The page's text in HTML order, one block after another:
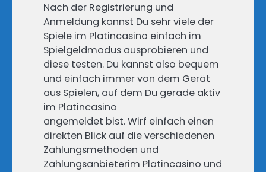
Nach der Registrierung und
Anmeldung kannst Du sehr viele der
Spiele im Platincasino einfach im
Spielgeldmodus ausprobieren und
diese testen. Du kannst also bequem
und einfach immer von dem Gerät
aus Spielen, auf dem Du gerade aktiv
im Platincasino
angemeldet bist. Wirf einfach einen
direkten Blick auf die verschiedenen
Zahlungsmethoden und
Zahlungsanbieterim Platincasino und